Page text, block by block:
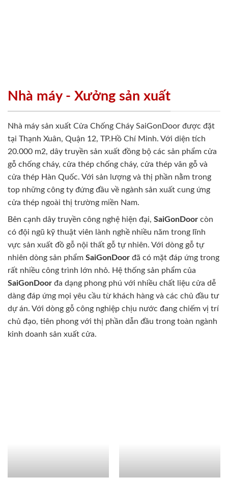
Nhà máy - Xưởng sản xuất
Nhà máy sản xuất Cửa Chống Cháy SaiGonDoor được đặt
tại Thạnh Xuân, Quận 12, TP.Hồ Chí Minh. Với diện tích
20.000 m2, dây truyền sản xuất đồng bộ các sản phẩm cửa
gỗ chống cháy, cửa thép chống cháy, cửa thép vân gỗ và
cửa thép Hàn Quốc. Với sản lượng và thị phần nằm trong
top những công ty đứng đầu về ngành sản xuất cung ứng
cửa thép ngoài thị trường miền Nam.
Bên cạnh dây truyền công nghệ hiện đại, SaiGonDoor còn
có đội ngũ kỹ thuật viên lành nghề nhiều năm trong lĩnh
vực sản xuất đồ gỗ nội thất gỗ tự nhiên. Với dòng gỗ tự
nhiên dòng sản phẩm SaiGonDoor đã có mặt đáp ứng trong
rất nhiều công trình lớn nhỏ. Hệ thống sản phẩm của
SaiGonDoor đa dạng phong phú với nhiều chất liệu cửa dễ
dàng đáp ứng mọi yêu cầu từ khách hàng và các chủ đầu tư
dự án. Với dòng gỗ công nghiệp chịu nước đang chiếm vị trí
chủ đạo, tiên phong với thị phần dẫn đầu trong toàn ngành
kinh doanh sản xuất cửa.